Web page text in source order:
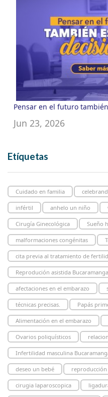
Pensar en el futuro
Jun 23, 2026
Etíquetas
Cuidado en familia
infértil anhelo un niño
Cirugía Ginecológica Sueño
malformaciones congénitas
cita previa al tratamiento de
Reprodución asistida Bucaramanga
afectaciones en el embarazo
técnicas precisas. Papás
Alimentación en el embarazo
Ovarios poliquísticos
Infertilidad masculina
deseo un bebé reproducción
cirugia laparoscopica